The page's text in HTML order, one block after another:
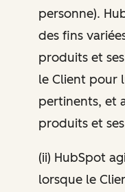
personne).
des fins
produits et
le Client pour
pertinents, et
produits et
(ii) HubSpot
lorsque le